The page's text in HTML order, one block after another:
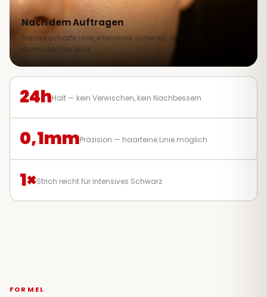
Nach dem Auftragen
Präzise scharfe Linie, intensives Schwarz, definierter
dramatischer Blick
24hHalt — kein Verwischen, kein Nachbessern
0,1mmPräzision — haarfeine Linie möglich
1×Strich reicht für intensives Schwarz
FORMEL